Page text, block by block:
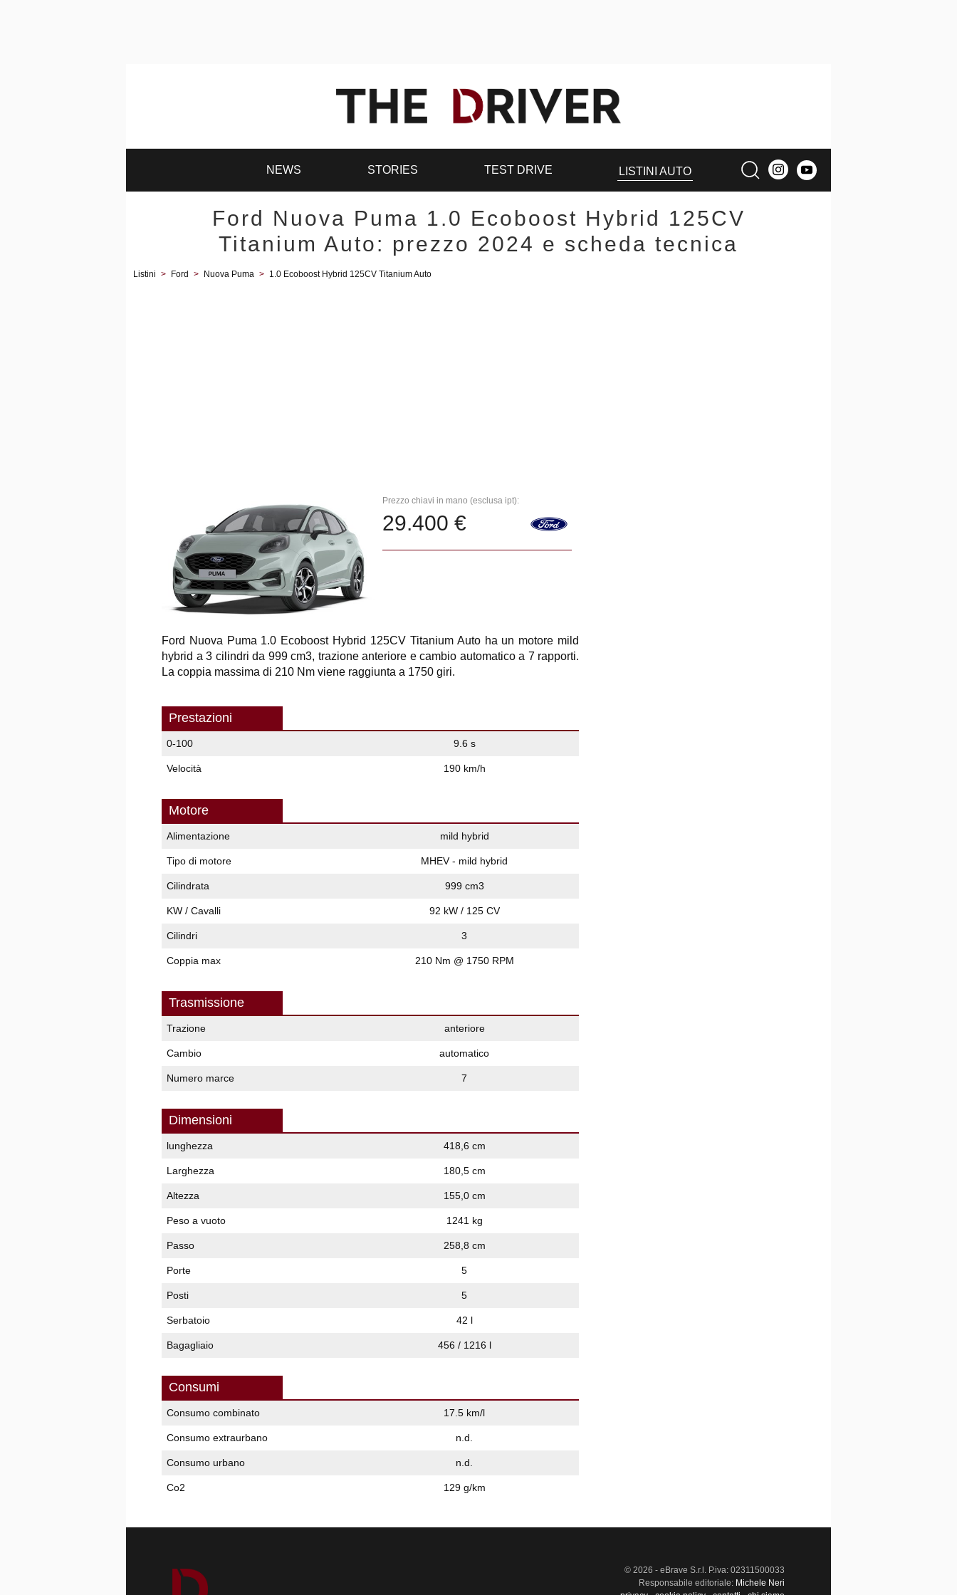
NEWS STORIES TEST DRIVE LISTINI AUTO
Ford Nuova Puma 1.0 Ecoboost Hybrid 125CV
Titanium Auto: prezzo 2024 e scheda tecnica
Listini > Ford > Nuova Puma > 1.0 Ecoboost Hybrid 125CV Titanium Auto
Prezzo chiavi in mano (esclusa ipt):
29.400 €
Ford Nuova Puma 1.0 Ecoboost Hybrid 125CV Titanium Auto ha un motore mild
hybrid a 3 cilindri da 999 cm3, trazione anteriore e cambio automatico a 7 rapporti.
La coppia massima di 210 Nm viene raggiunta a 1750 giri.
Prestazioni
0-100 9.6 s
Velocità 190 km/h
Motore
Alimentazione mild hybrid
Tipo di motore MHEV - mild hybrid
Cilindrata 999 cm3
KW / Cavalli 92 kW / 125 CV
Cilindri 3
Coppia max 210 Nm @ 1750 RPM
Trasmissione
Trazione anteriore
Cambio automatico
Numero marce 7
Dimensioni
lunghezza 418,6 cm
Larghezza 180,5 cm
Altezza 155,0 cm
Peso a vuoto 1241 kg
Passo 258,8 cm
Porte 5
Posti 5
Serbatoio 42 l
Bagagliaio 456 / 1216 l
Consumi
Consumo combinato 17.5 km/l
Consumo extraurbano n.d.
Consumo urbano n.d.
Co2 129 g/km
© 2026 - eBrave S.r.l. P.iva: 02311500033
Responsabile editoriale: Michele Neri